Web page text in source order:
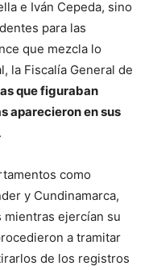
e Iván Cepeda, sino
para las
que mezcla lo
la Fiscalía General de
que figuraban
aparecieron en sus
.
como
y Cundinamarca,
mientras ejercían su
a tramitar
de los registros